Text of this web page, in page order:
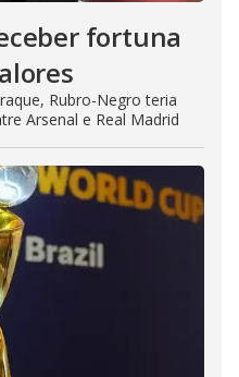
fortuna
Rubro-Negro teria
Arsenal e Real Madrid